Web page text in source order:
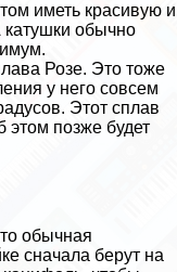
иметь красивую и
катушки обычно
Розе. Это тоже
у него совсем
Этот сплав
этом позже будет
обычная
сначала берут на